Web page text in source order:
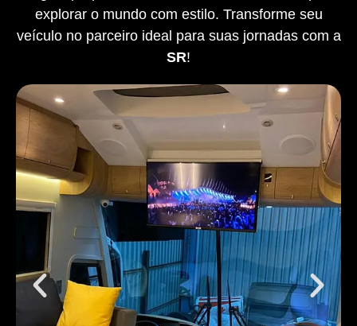
explorar o mundo com estilo. Transforme seu
veículo no parceiro ideal para suas jornadas com a
SR!